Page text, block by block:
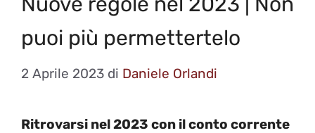
puoi più permettertelo
2 Aprile 2023 di Daniele Orlandi
Ritrovarsi nel 2023 con il conto corrente